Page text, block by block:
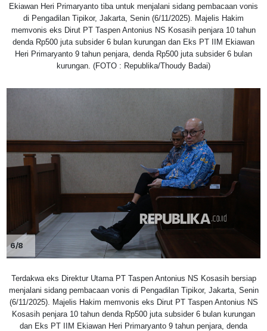
Ekiawan Heri Primaryanto tiba untuk menjalani sidang pembacaan vonis
di Pengadilan Tipikor, Jakarta, Senin (6/11/2025). Majelis Hakim
memvonis eks Dirut PT Taspen Antonius NS Kosasih penjara 10 tahun
denda Rp500 juta subsider 6 bulan kurungan dan Eks PT IIM Ekiawan
Heri Primaryanto 9 tahun penjara, denda Rp500 juta subsider 6 bulan
kurungan. (FOTO : Republika/Thoudy Badai)
6/8
Terdakwa eks Direktur Utama PT Taspen Antonius NS Kosasih bersiap
menjalani sidang pembacaan vonis di Pengadilan Tipikor, Jakarta, Senin
(6/11/2025). Majelis Hakim memvonis eks Dirut PT Taspen Antonius NS
Kosasih penjara 10 tahun denda Rp500 juta subsider 6 bulan kurungan
dan Eks PT IIM Ekiawan Heri Primaryanto 9 tahun penjara, denda